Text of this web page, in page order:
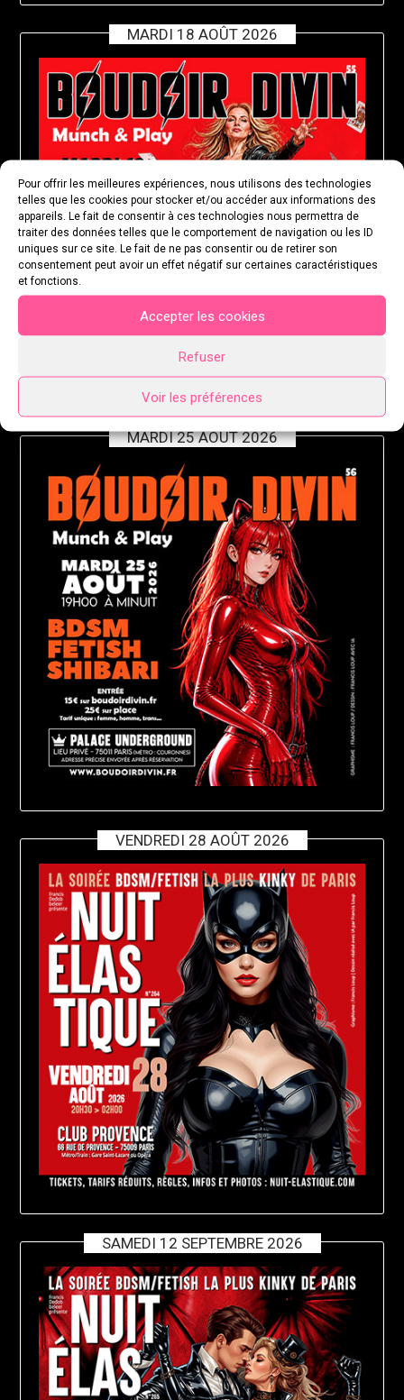
Pour offrir les meilleures expériences, nous utilisons des technologies
telles que les cookies pour stocker et/ou accéder aux informations des
appareils. Le fait de consentir à ces technologies nous permettra de
traiter des données telles que le comportement de navigation ou les ID
uniques sur ce site. Le fait de ne pas consentir ou de retirer son
consentement peut avoir un effet négatif sur certaines caractéristiques
et fonctions.
Accepter les cookies
Refuser
Voir les préférences
MARDI 18 AOÛT 2026
MARDI 25 AOÛT 2026
VENDREDI 28 AOÛT 2026
SAMEDI 12 SEPTEMBRE 2026